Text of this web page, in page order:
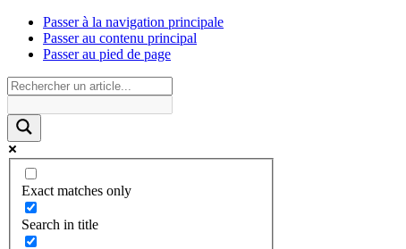
Passer à la navigation principale
Passer au contenu principal
Passer au pied de page
Exact matches only
Search in title